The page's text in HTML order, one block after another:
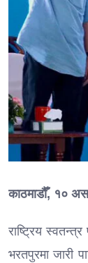
काठमाडौँ, १०
राष्ट्रिय
भरतपुरमा जारी